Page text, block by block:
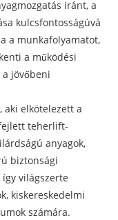
iránt, a
kulcsfontosságúvá
a munkafolyamatot,
a működési
jövőbeni
aki elkötelezett a
teherlift-
anyagok,
biztonsági
világszerte
kiskereskedelmi
számára.